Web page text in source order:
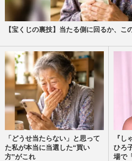
【宝くじの裏技】当たる側に回るか、こ
「どうせ当たらない」と思って
た私が本当に当選した“買い
方”がこれ
『し
ひろ
場で